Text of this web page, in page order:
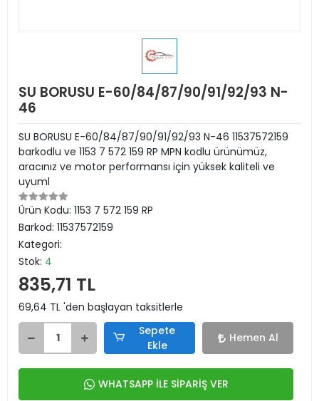
SU BORUSU E-60/84/87/90/91/92/93 N-
46
SU BORUSU E-60/84/87/90/91/92/93 N-46 11537572159
barkodlu ve 1153 7 572 159 RP MPN kodlu ürünümüz,
aracınız ve motor performansı için yüksek kaliteli ve
uyuml
Ürün Kodu: 1153 7 572 159 RP
Barkod: 11537572159
Kategori:
Stok: 4
835,71 TL
69,64 TL 'den başlayan taksitlerle
Sepete
Ekle
Hemen Al
WHATSAPP İLE SİPARİŞ VER